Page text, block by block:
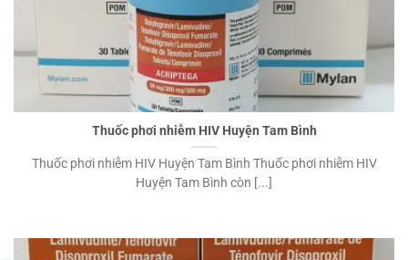
Thuốc phơi nhiễm HIV Huyện Tam Bình
Thuốc phơi nhiễm HIV Huyện Tam Bình Thuốc phơi nhiễm HIV
Huyện Tam Bình còn [...]